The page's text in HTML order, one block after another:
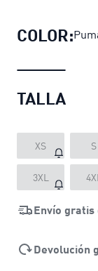
COLOR:
TALLA
XS S
3XL 4XL
Envío gratis
Devolución